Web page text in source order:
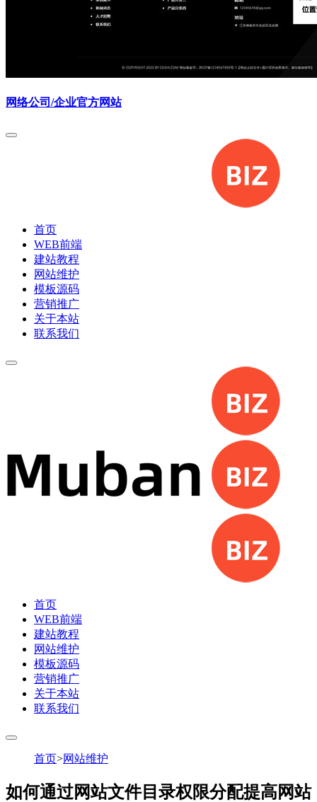
网络公司/企业官方网站
首页
WEB前端
建站教程
网站维护
模板源码
营销推广
关于本站
联系我们
首页
WEB前端
建站教程
网站维护
模板源码
营销推广
关于本站
联系我们
首页>网站维护
如何通过网站文件目录权限分配提高网站